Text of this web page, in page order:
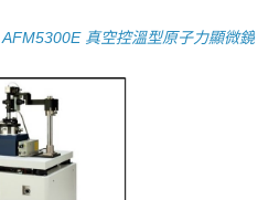
AFM5300E 真空控溫型原子力顯微鏡